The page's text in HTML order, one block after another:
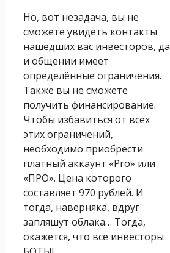
Но, вот незадача, вы не
сможете увидеть контакты
нашедших вас инвесторов, да
и общении имеет
определённые ограничения.
Также вы не сможете
получить финансирование.
Чтобы избавиться от всех
этих ограничений,
необходимо приобрести
платный аккаунт «Pro» или
«ПРО». Цена которого
составляет 970 рублей. И
тогда, наверняка, вдруг
запляшут облака… Тогда,
окажется, что все инвесторы